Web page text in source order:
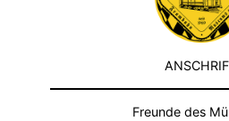
Freunde des